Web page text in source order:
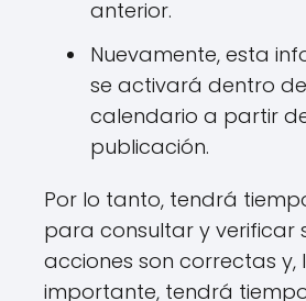
anterior.
Nuevamente, esta
se activará dentro
calendario a partir
publicación.
Por lo tanto, tendrá
para consultar y verificar
acciones son correctas y,
importante, tendrá